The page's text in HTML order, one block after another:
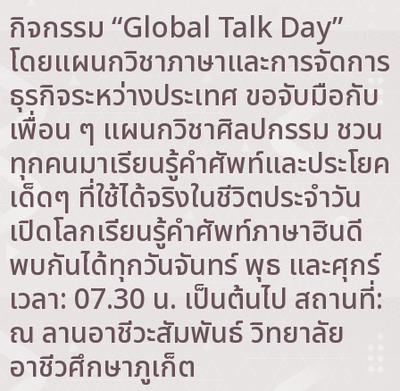
กิจกรรม “Global Talk Day”
โดยแผนกวิชาภาษาและการจัดการ
ธุรกิจระหว่างประเทศ ขอจับมือกับ
เพื่อน ๆ แผนกวิชาศิลปกรรม ชวน
ทุกคนมาเรียนรู้คำศัพท์และประโยค
เด็ดๆ ที่ใช้ได้จริงในชีวิตประจำวัน
เปิดโลกเรียนรู้คำศัพท์ภาษาฮินดี
พบกันได้ทุกวันจันทร์ พุธ และศุกร์
เวลา: 07.30 น. เป็นต้นไป สถานที่:
ณ ลานอาชีวะสัมพันธ์ วิทยาลัย
อาชีวศึกษาภูเก็ต